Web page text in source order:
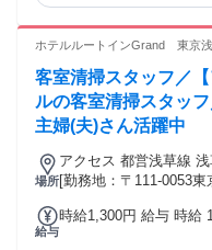
ホテルルートインGrand 東京
客室清掃スタッフ／
ルの客室清掃スタッ
主婦(夫)さん活躍中
場所
アクセス 都営浅草線
浅草橋A4口徒歩約2分
[勤務地：〒111-0053
給与
時給1,300円 給与 時給 1300円 ※出勤曜日に指